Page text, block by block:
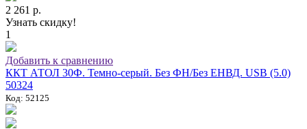
2 261 р.
Узнать скидку!
1
Добавить к сравнению
ККТ АТОЛ 30Ф. Темно-серый. Без ФН/Без ЕНВД. USB (5.0)
50324
Код: 52125